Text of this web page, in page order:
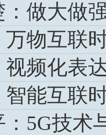
：做大做
万物互联
视频化表
智能互联
：5G技术